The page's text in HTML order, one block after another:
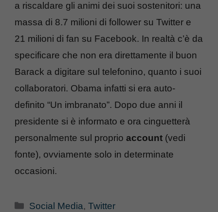
a riscaldare gli animi dei suoi sostenitori: una
massa di 8.7 milioni di follower su Twitter e
21 milioni di fan su Facebook. In realtà c’è da
specificare che non era direttamente il buon
Barack a digitare sul telefonino, quanto i suoi
collaboratori. Obama infatti si era auto-
definito “Un imbranato”. Dopo due anni il
presidente si è informato e ora cinguetterà
personalmente sul proprio account (vedi
fonte), ovviamente solo in determinate
occasioni.
Categorie
Social Media,Twitter